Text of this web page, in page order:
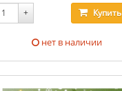
+ Купить
нет в наличии